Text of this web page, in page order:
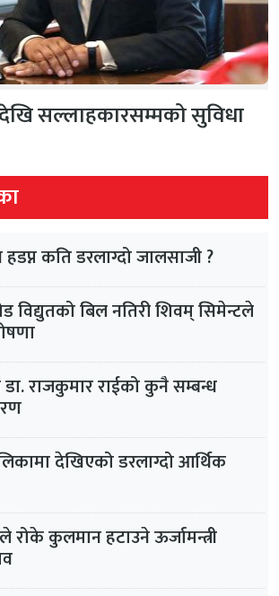
सल्लाहकारसम्मको सुविधा
हडप्न कति डरलाग्दो जालसाजी ?
विद्युतको बिल नतिरी शिवम् सिमेन्टले
राजकुमार राईको कुनै सम्बन्ध
देखिएको डरलाग्दो आर्थिक
रोके कुलमान हटाउने ऊर्जामन्त्री